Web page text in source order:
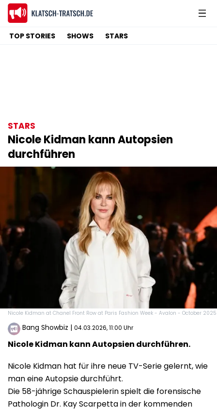
TOP STORIES SHOWS STARS
STARS
Nicole Kidman kann Autopsien
durchführen
Nicole Kidman at Chanel Front Row at Paris Fashion Week - Avalon - October 2025
Bang Showbiz | 04.03.2026, 11:00 Uhr
Nicole Kidman kann Autopsien durchführen.
Nicole Kidman hat für ihre neue TV-Serie gelernt, wie
man eine Autopsie durchführt.
Die 58-jährige Schauspielerin spielt die forensische
Pathologin Dr. Kay Scarpetta in der kommenden